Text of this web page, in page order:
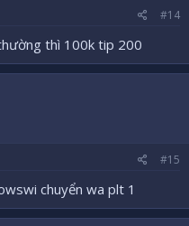
#14
thì 100k tip 200
#15
chuyển wa plt 1